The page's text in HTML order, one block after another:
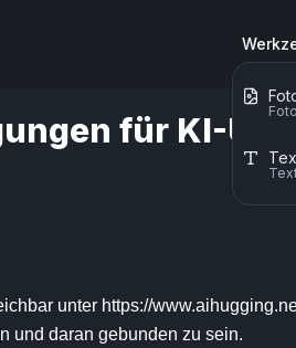
für KI-
unter https://
und daran gebunden zu sein.